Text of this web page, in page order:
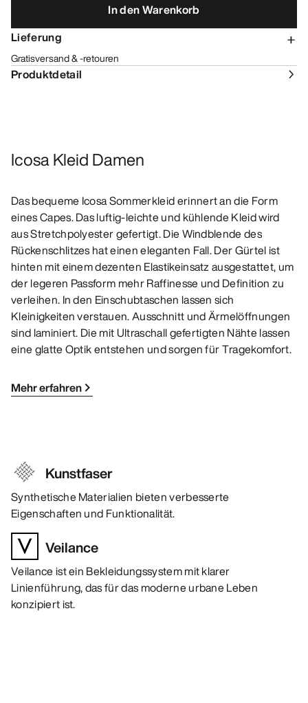
In den Warenkorb
Lieferung
Gratisversand & -retouren
Produktdetail
Icosa Kleid Damen
Das bequeme Icosa Sommerkleid erinnert an die Form
eines Capes. Das luftig-leichte und kühlende Kleid wird
aus Stretchpolyester gefertigt. Die Windblende des
Rückenschlitzes hat einen eleganten Fall. Der Gürtel ist
hinten mit einem dezenten Elastikeinsatz ausgestattet, um
der legeren Passform mehr Raffinesse und Definition zu
verleihen. In den Einschubtaschen lassen sich
Kleinigkeiten verstauen. Ausschnitt und Ärmelöffnungen
sind laminiert. Die mit Ultraschall gefertigten Nähte lassen
eine glatte Optik entstehen und sorgen für Tragekomfort.
Mehr erfahren
Kunstfaser
Synthetische Materialien bieten verbesserte
Eigenschaften und Funktionalität.
Veilance
Veilance ist ein Bekleidungssystem mit klarer
Linienführung, das für das moderne urbane Leben
konzipiert ist.